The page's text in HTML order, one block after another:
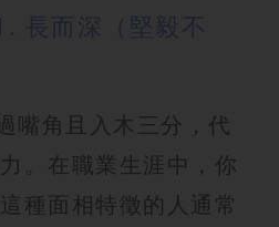
嘴角且入木三分，代
。在職業生涯中，你
種面相特徵的人通常